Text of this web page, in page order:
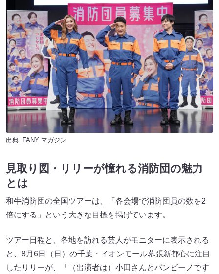
出典: FANY マガジン
見取り図・リリーが憧れる消防団の魅力
とは
和牛消防団の全国ツアーは、「各会場で消防団員の数を2
倍にする」という大きな目標を掲げています。
ツアー日程と、各地を訪れる芸人がモニターに表示される
と、8月6日（日）の千葉・イオンモール幕張新都心に注目
したリリーが、「（出演者は）小田さんとバンビーノです